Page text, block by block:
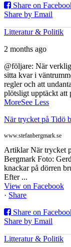
Share on
Share by Email
Litteratur & Politik
2 months ago
@följare: När
sitta kvar i
regler och att
plötsligt upptäckt att
MoreSee Less
När trycket på Tidö
www.stefanbergmark.se
Artiklar När trycket
Bergmark Foto:
knackar på dörren
Efter ...
View on Facebook
· Share
Share on
Share by Email
Litteratur & Politik